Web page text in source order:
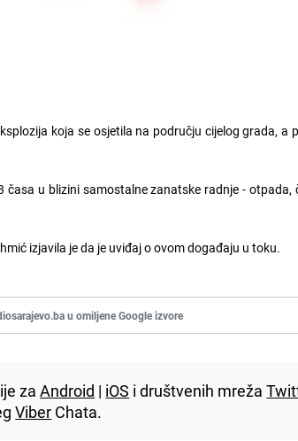
koja se osjetila na području cijelog grada, a
u blizini samostalne zanatske radnje - otpada,
izjavila je da je uviđaj o ovom događaju u toku.
u omiljene Google izvore
zaAndroid | iOS i društvenih mreža
Viber Chata.